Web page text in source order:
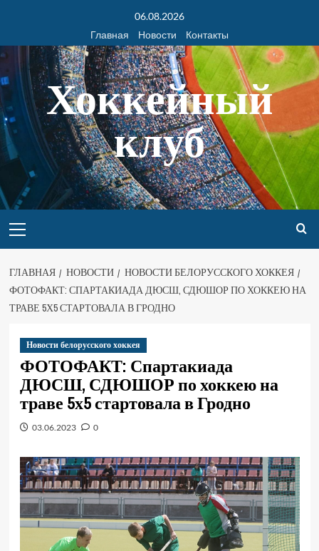
06.08.2026
Главная
Новости Контакты
Хоккейный
клуб
ГЛАВНАЯ НОВОСТИ
НОВОСТИ БЕЛОРУССКОГО ХОККЕЯ
ФОТОФАКТ: СПАРТАКИАДА ДЮСШ, СДЮШОР ПО ХОККЕЮ НА
ТРАВЕ 5Х5 СТАРТОВАЛА В ГРОДНО
Новости белорусского хоккея
ФОТОФАКТ: Спартакиада
ДЮСШ, СДЮШОР по хоккею на
траве 5х5 стартовала в Гродно
03.06.2023 0